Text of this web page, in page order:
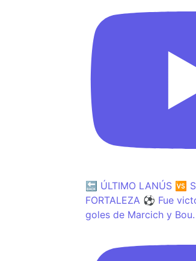
🔙 ÚLTIMO LANÚS 🆚
FORTALEZA ⚽️ Fue
goles de Marcich y Bou.